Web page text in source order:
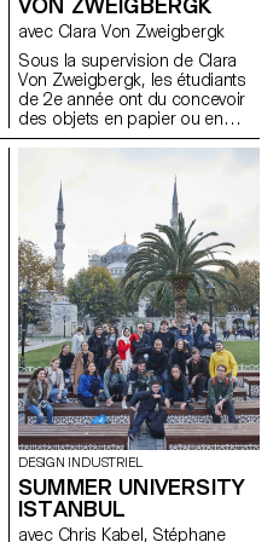
VON ZWEIGBERGK
avec Clara Von Zweigbergk
Sous la supervision de Clara
Von Zweigbergk, les étudiants
de 2e année ont du concevoir
des objets en papier ou en
carton autour du thème des
fêtes, et tout autre type de
festivités.
DESIGN INDUSTRIEL
SUMMER UNIVERSITY
ISTANBUL
avec Chris Kabel, Stéphane